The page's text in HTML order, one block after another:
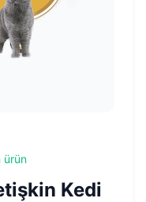
ürün
Kedi